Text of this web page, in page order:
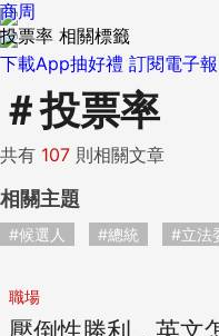
下載App抽好禮 訂閱電子報
商周
投票率 相關標籤
＃投票率
共有 107 則相關文章
相關主題
#候選人 #總統 #立法
職場
壓倒性勝利，英文